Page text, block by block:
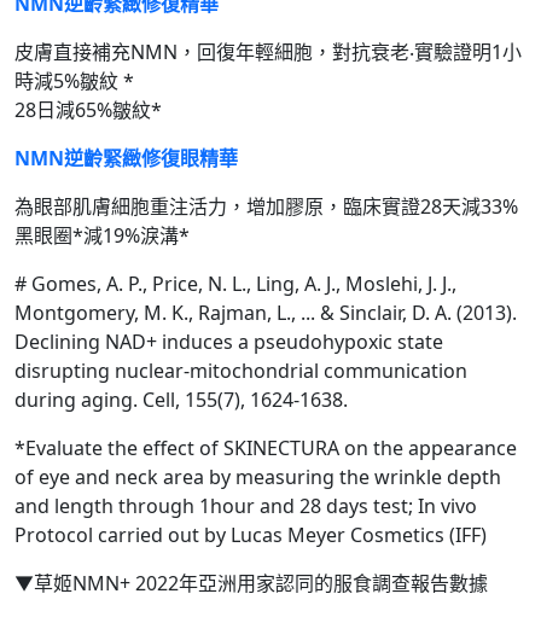
皮膚直接補充NMN，回復年輕細胞，對抗衰老‧實驗證明1小
時減5%皺紋 *
28日減65%皺紋*
NMN逆齡緊緻修復眼精華
為眼部肌膚細胞重注活力，增加膠原，臨床實證28天減33%
黑眼圈*減19%淚溝*
# Gomes, A. P., Price, N. L., Ling, A. J., Moslehi, J. J.,
Montgomery, M. K., Rajman, L., ... & Sinclair, D. A. (2013).
Declining NAD+ induces a pseudohypoxic state
disrupting nuclear-mitochondrial communication
during aging. Cell, 155(7), 1624-1638.
*Evaluate the effect of SKINECTURA on the appearance
of eye and neck area by measuring the wrinkle depth
and length through 1hour and 28 days test; In vivo
Protocol carried out by Lucas Meyer Cosmetics (IFF)
▼草姬NMN+ 2022年亞洲用家認同的服食調查報告數據